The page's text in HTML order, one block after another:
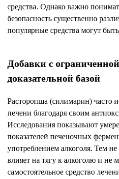
средства. Однако важно
безопасность существенно
популярные средства могут
Добавки с
доказательной базой
Расторопша (силимарин) часто
печени благодаря своим
Исследования показывают
показателей печеночных
употреблением алкоголя. Тем
влияет на тягу к алкоголю и не
самостоятельное средство